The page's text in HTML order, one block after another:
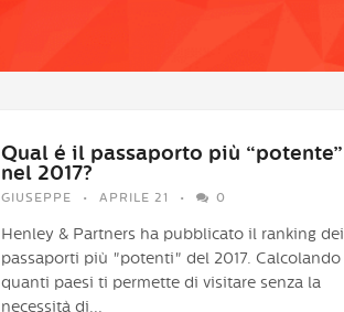
Qual é il passaporto più “potente”
nel 2017?
GIUSEPPE APRILE 21 0
Henley & Partners ha pubblicato il ranking dei
passaporti più "potenti" del 2017. Calcolando
quanti paesi ti permette di visitare senza la
necessità di...